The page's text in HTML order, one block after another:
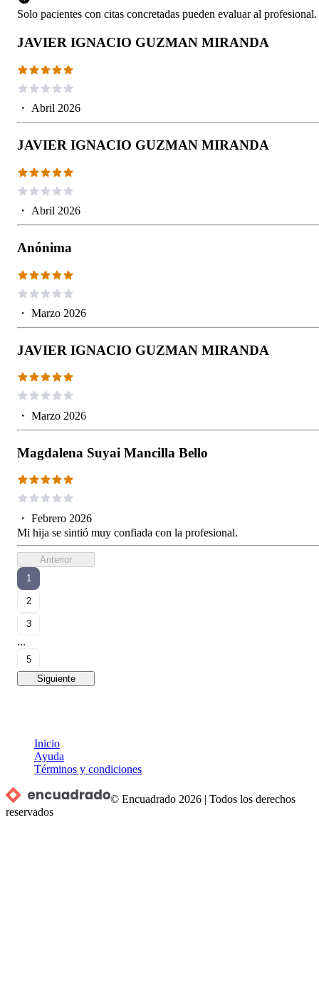
Solo pacientes con citas concretadas pueden evaluar al profesional.
JAVIER IGNACIO GUZMAN MIRANDA
・ Abril 2026
JAVIER IGNACIO GUZMAN MIRANDA
・ Abril 2026
Anónima
・ Marzo 2026
JAVIER IGNACIO GUZMAN MIRANDA
・ Marzo 2026
Magdalena Suyai Mancilla Bello
・ Febrero 2026
Mi hija se sintió muy confiada con la profesional.
Anterior
1
2
3
...
5
Siguiente
Inicio
Ayuda
Términos y condiciones
© Encuadrado 2026 |Todos los derechos
reservados